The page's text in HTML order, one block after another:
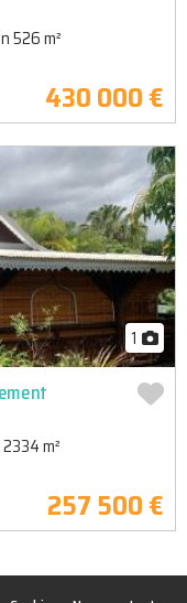
526 m²
430 000 €
1
m²
257 500 €